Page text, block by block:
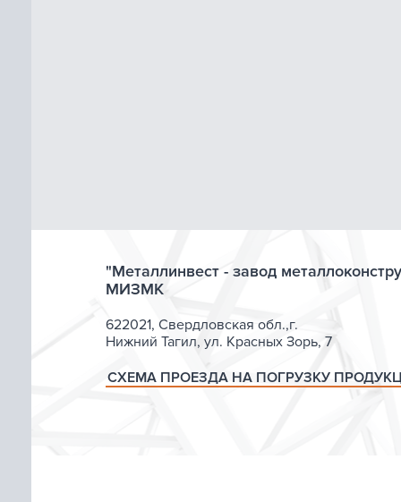
"Металлинвест - завод
МИЗМК
622021, Свердловская обл.,г.
Нижний Тагил, ул. Красных Зорь, 7
СХЕМА ПРОЕЗДА НА ПОГРУЗКУ